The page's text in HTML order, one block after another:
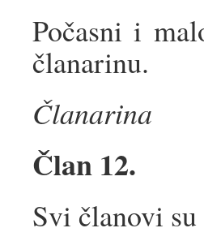
Počasni i
članarinu.
Članarina
Član 12.
Svi članovi